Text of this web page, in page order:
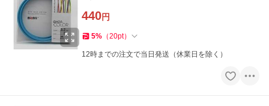
440円
5% （20pt）
12時までの注文で当日発送（休業日を除く）